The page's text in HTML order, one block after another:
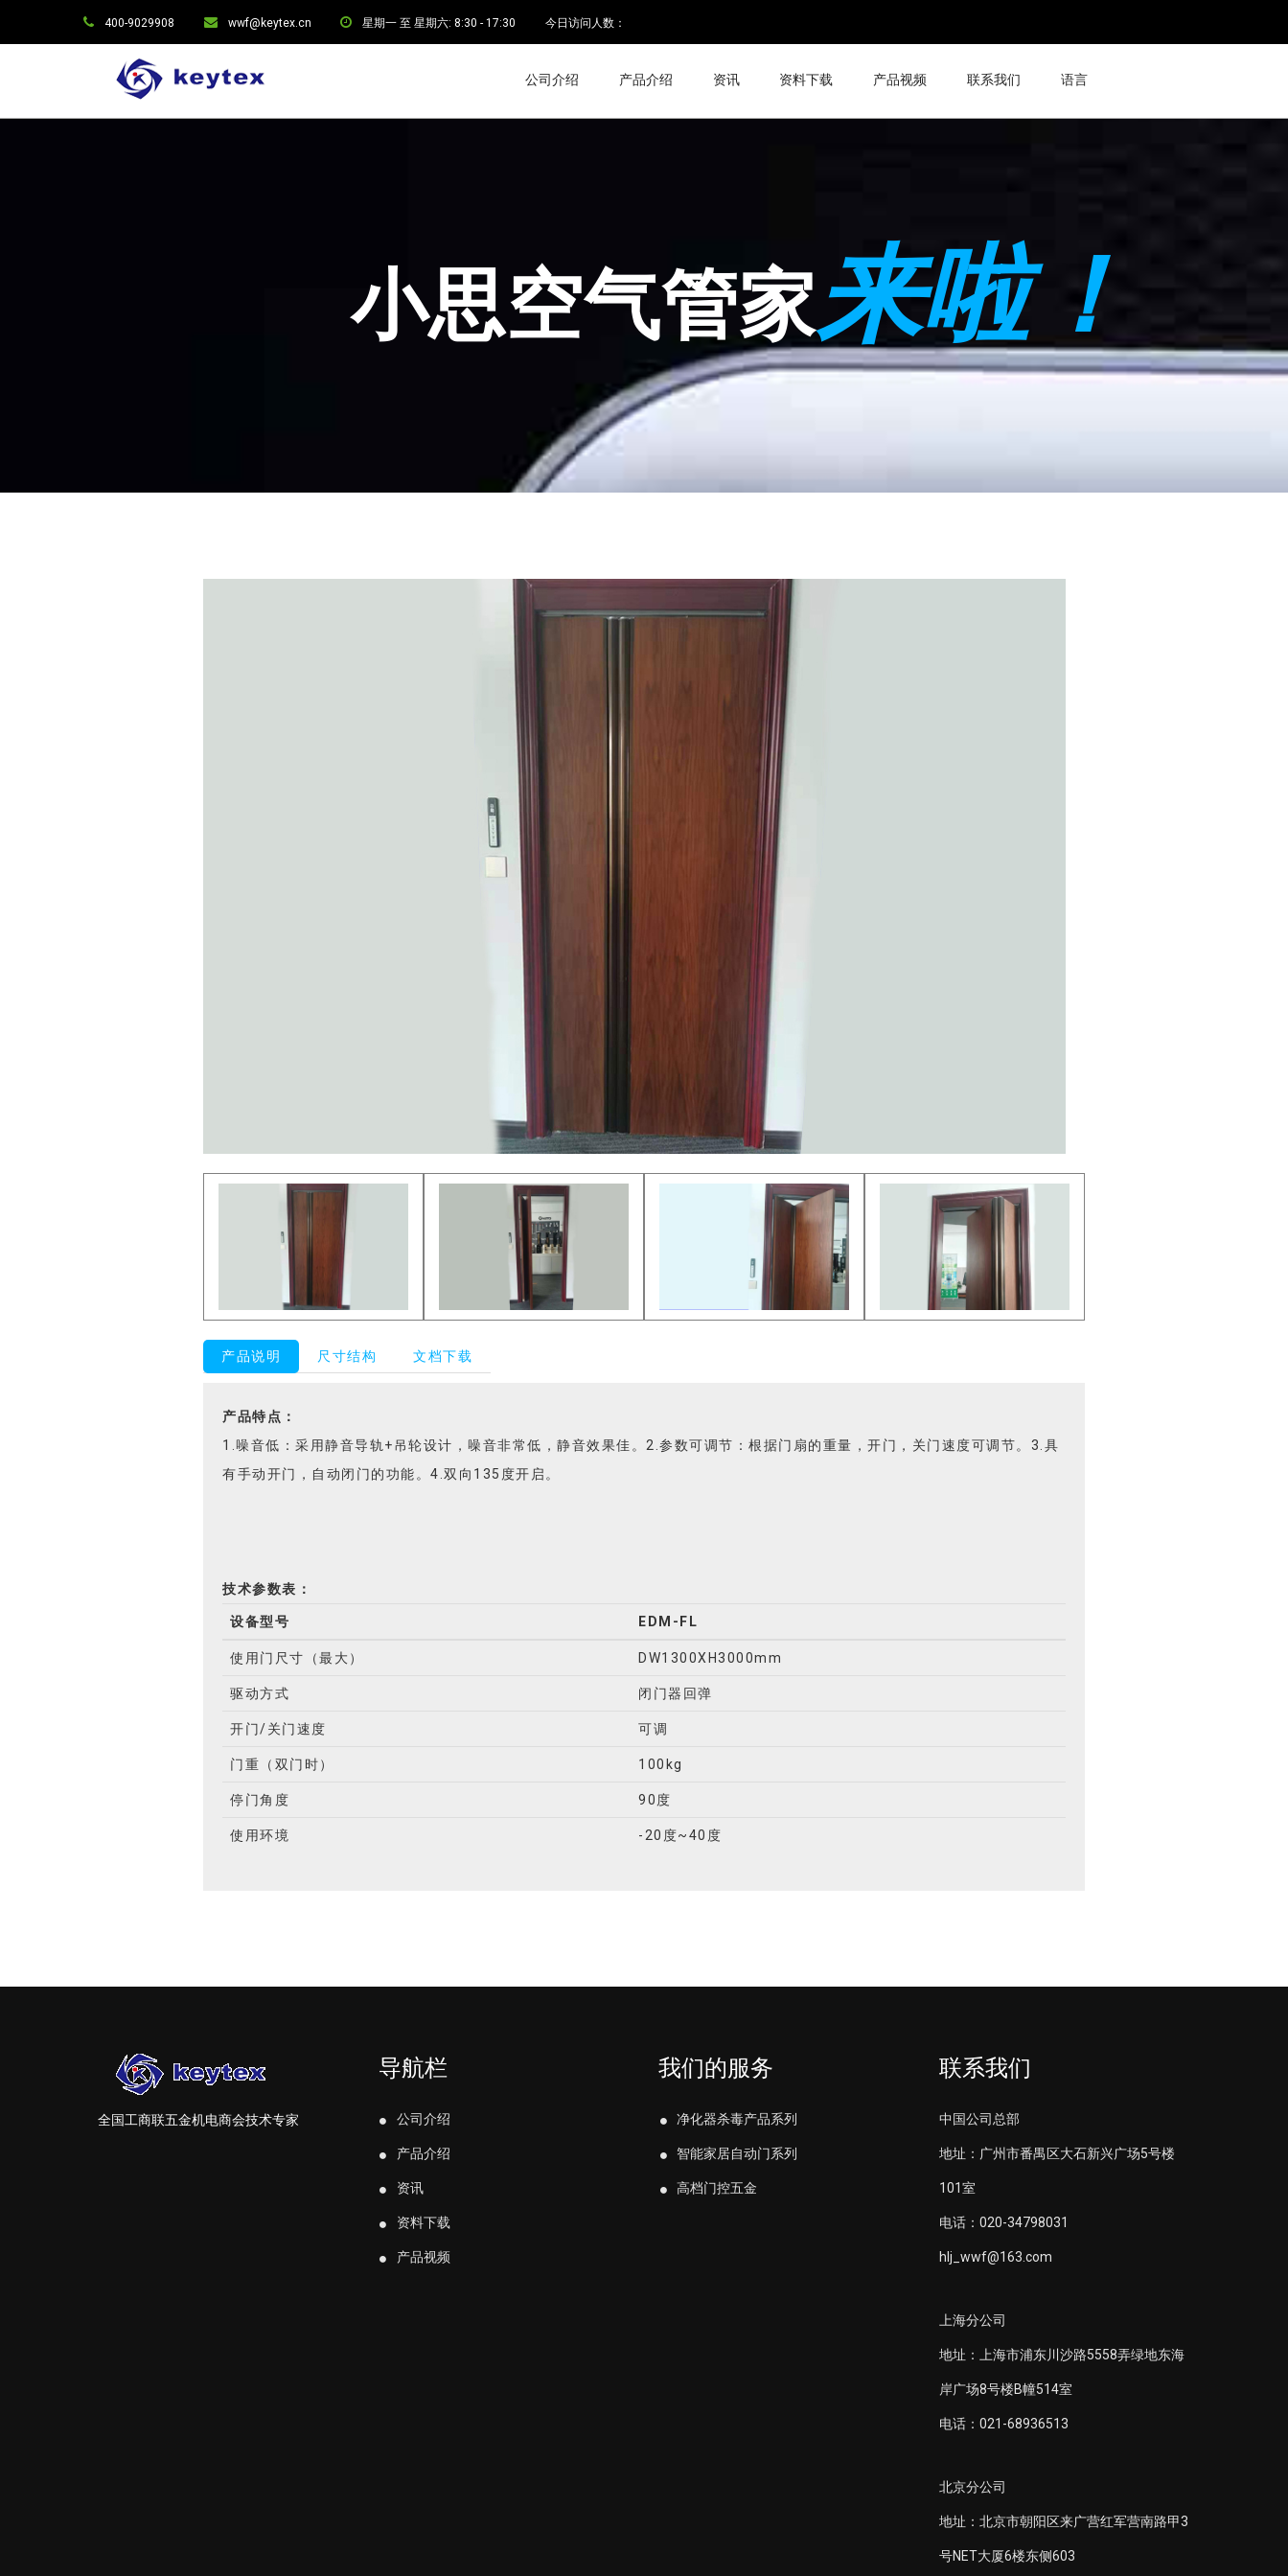
400-9029908 wwf@keytex.cn 星期一 至 星期六: 8:30 - 17:30 今日访问人数：
公司介绍 产品介绍 资讯 资料下载 产品视频 联系我们 语言
小思空气管家来啦！
产品说明 尺寸结构 文档下载
产品特点：
1.噪音低：采用静音导轨+吊轮设计，噪音非常低，静音效果佳。2.参数可调节：根据门扇的重量，开门，关门速度可调节。3.具
有手动开门，自动闭门的功能。4.双向135度开启。
技术参数表：
设备型号 EDM-FL
使用门尺寸（最大） DW1300XH3000mm
驱动方式 闭门器回弹
开门/关门速度 可调
门重（双门时） 100kg
停门角度 90度
使用环境 -20度~40度
全国工商联五金机电商会技术专家
导航栏
公司介绍
产品介绍
资讯
资料下载
产品视频
我们的服务
净化器杀毒产品系列
智能家居自动门系列
高档门控五金
联系我们
中国公司总部
地址：广州市番禺区大石新兴广场5号楼
101室
电话：020-34798031
hlj_wwf@163.com
上海分公司
地址：上海市浦东川沙路5558弄绿地东海
岸广场8号楼B幢514室
电话：021-68936513
北京分公司
地址：北京市朝阳区来广营红军营南路甲3
号NET大厦6楼东侧603